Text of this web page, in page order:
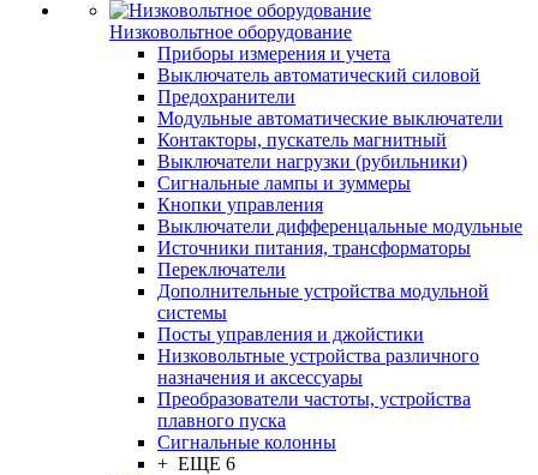
Низковольтное оборудование
Приборы измерения и учета
Выключатель автоматический силовой
Предохранители
Модульные автоматические выключатели
Контакторы, пускатель магнитный
Выключатели нагрузки (рубильники)
Сигнальные лампы и зуммеры
Кнопки управления
Выключатели дифференцальные модульные
Источники питания, трансформаторы
Переключатели
Дополнительные устройства модульной
системы
Посты управления и джойстики
Низковольтные устройства различного
назначения и аксессуары
Преобразователи частоты, устройства
плавного пуска
Сигнальные колонны
+ ЕЩЕ 6